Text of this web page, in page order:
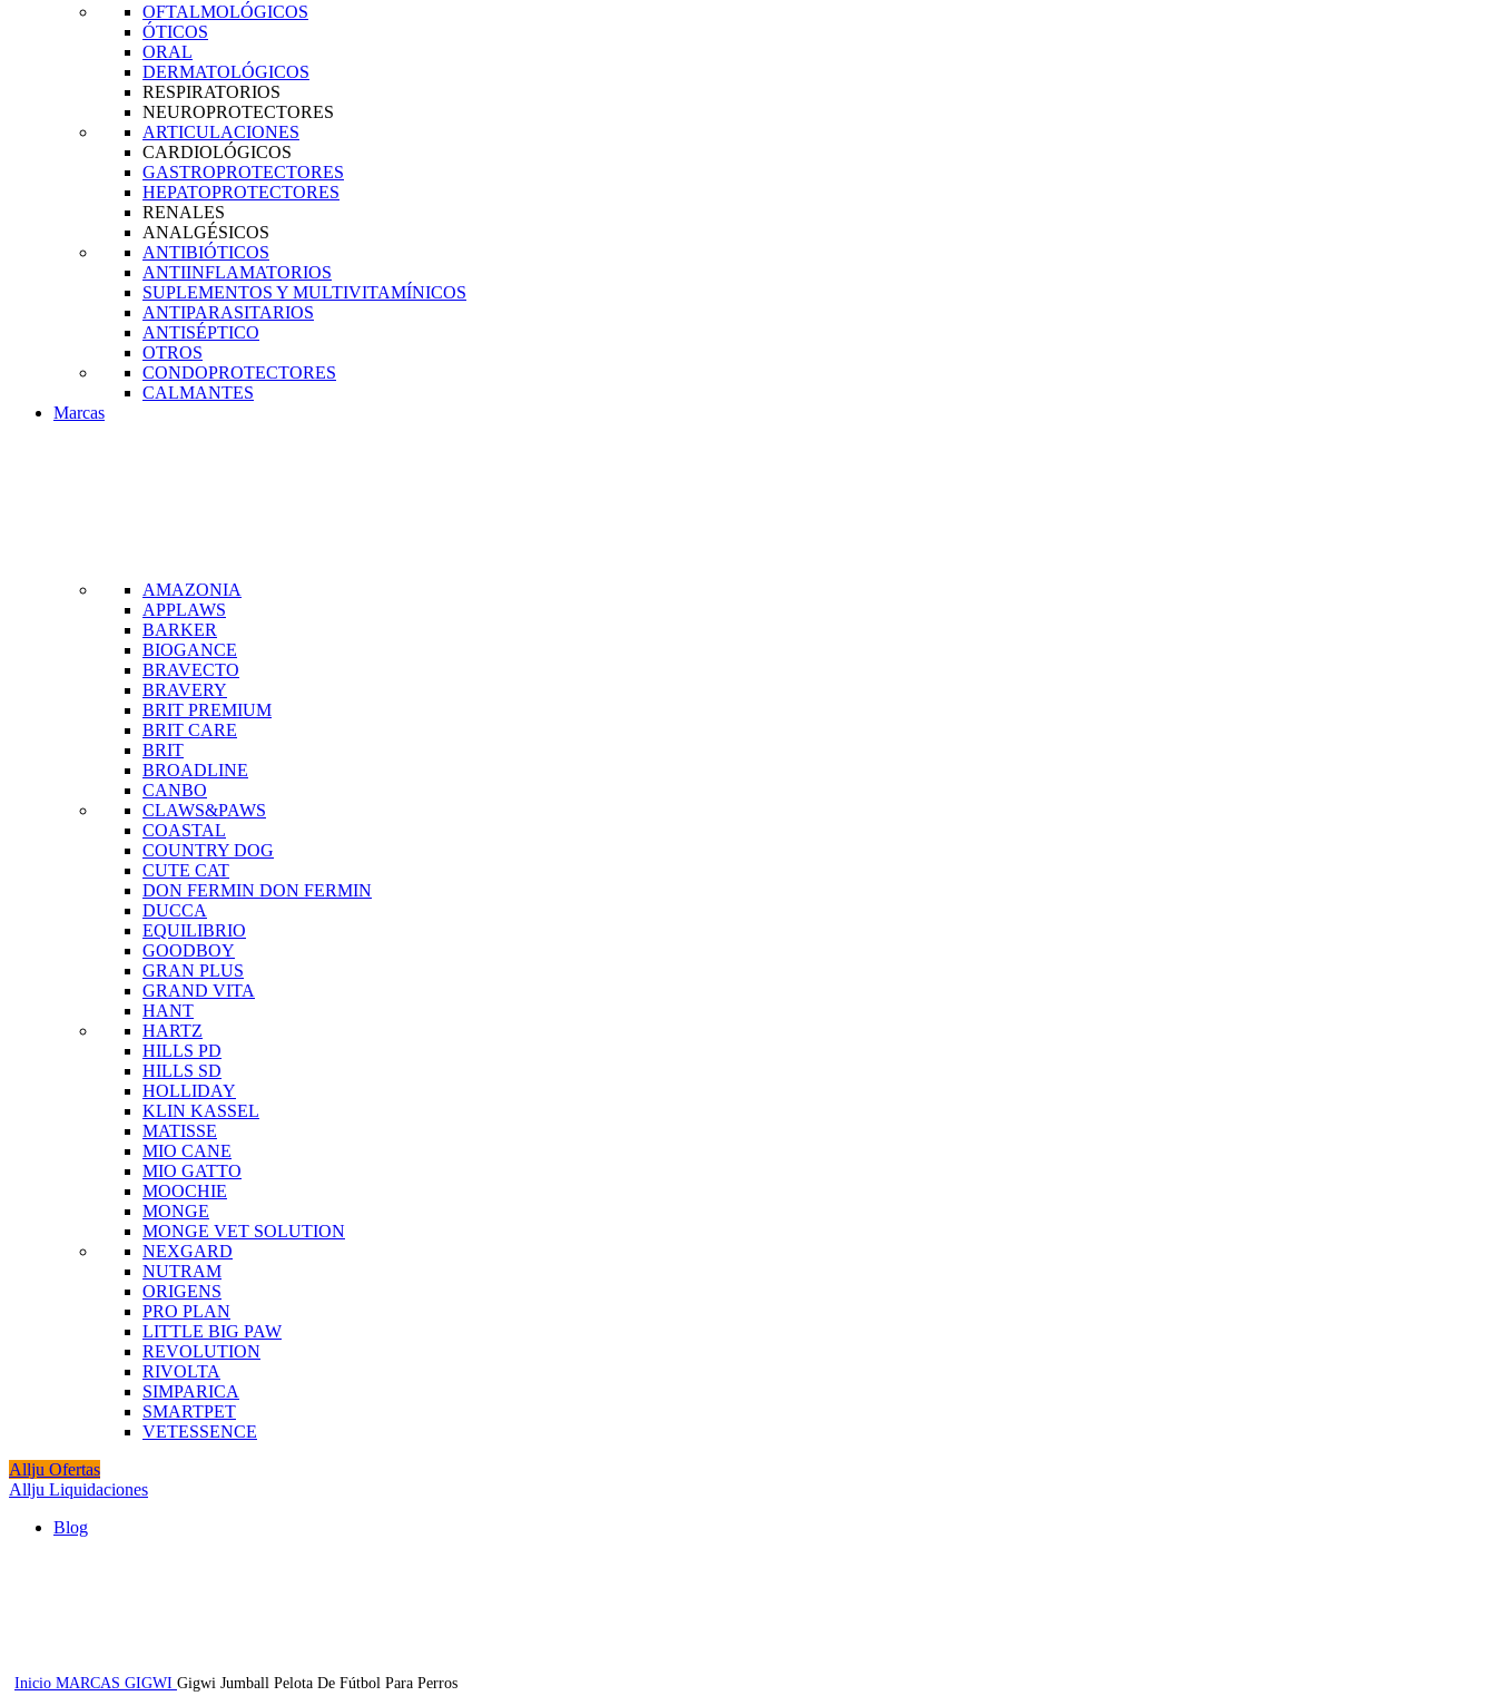
OFTALMOLÓGICOS
ÓTICOS
ORAL
DERMATOLÓGICOS
RESPIRATORIOS
NEUROPROTECTORES
ARTICULACIONES
CARDIOLÓGICOS
GASTROPROTECTORES
HEPATOPROTECTORES
RENALES
ANALGÉSICOS
ANTIBIÓTICOS
ANTIINFLAMATORIOS
SUPLEMENTOS Y MULTIVITAMÍNICOS
ANTIPARASITARIOS
ANTISÉPTICO
OTROS
CONDOPROTECTORES
CALMANTES
Marcas
AMAZONIA
APPLAWS
BARKER
BIOGANCE
BRAVECTO
BRAVERY
BRIT PREMIUM
BRIT CARE
BRIT
BROADLINE
CANBO
CLAWS&PAWS
COASTAL
COUNTRY DOG
CUTE CAT
DON FERMIN DON FERMIN
DUCCA
EQUILIBRIO
GOODBOY
GRAN PLUS
GRAND VITA
HANT
HARTZ
HILLS PD
HILLS SD
HOLLIDAY
KLIN KASSEL
MATISSE
MIO CANE
MIO GATTO
MOOCHIE
MONGE
MONGE VET SOLUTION
NEXGARD
NUTRAM
ORIGENS
PRO PLAN
LITTLE BIG PAW
REVOLUTION
RIVOLTA
SIMPARICA
SMARTPET
VETESSENCE
Allju Ofertas
Allju Liquidaciones
Blog
Inicio MARCAS GIGWI Gigwi Jumball Pelota De Fútbol Para Perros